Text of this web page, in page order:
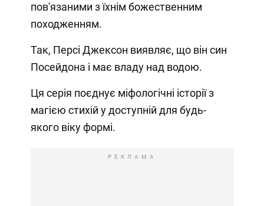
пов'язаними з їхнім божественним
походженням.
Так, Персі Джексон виявляє, що він син
Посейдона і має владу над водою.
Ця серія поєднує міфологічні історії з
магією стихій у доступній для будь-
якого віку формі.
РЕКЛАМА